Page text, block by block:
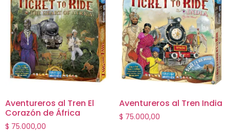
Aventureros al Tren El
Corazón de África
$ 75.000,00
Aventureros al Tren India
$ 75.000,00